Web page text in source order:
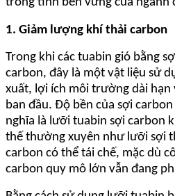
1. Giảm lượng khí thải carbon
Trong khi các tuabin gió bằng
carbon, đây là một vật liệu sử
xuất, lợi ích môi trường dài hạn
ban đầu. Độ bền của sợi
nghĩa là lưỡi tuabin sợi carbon
thế thường xuyên như lưỡi sợi
carbon có thể tái chế, mặc dù
carbon quy mô lớn vẫn đang